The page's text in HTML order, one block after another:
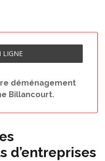
LIGNE
déménagement
Billancourt.
d’entreprises